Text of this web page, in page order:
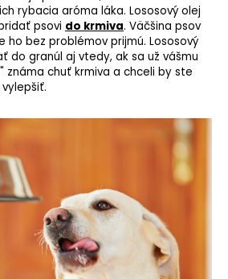
rybacia aróma láka. Lososový olej
psovi do krmiva. Väčšina psov
ho bez problémov prijmú. Lososový
do granúl aj vtedy, ak sa už vášmu
známa chuť krmiva a chceli by ste